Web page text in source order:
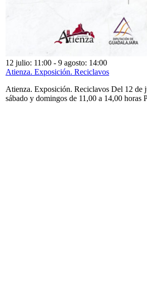
12 julio: 11:00 - 9 agosto: 14:00
Atienza. Exposición. Reciclavos
Atienza. Exposición. Reciclavos Del 12 de
sábado y domingos de 11,00 a 14,00 horas